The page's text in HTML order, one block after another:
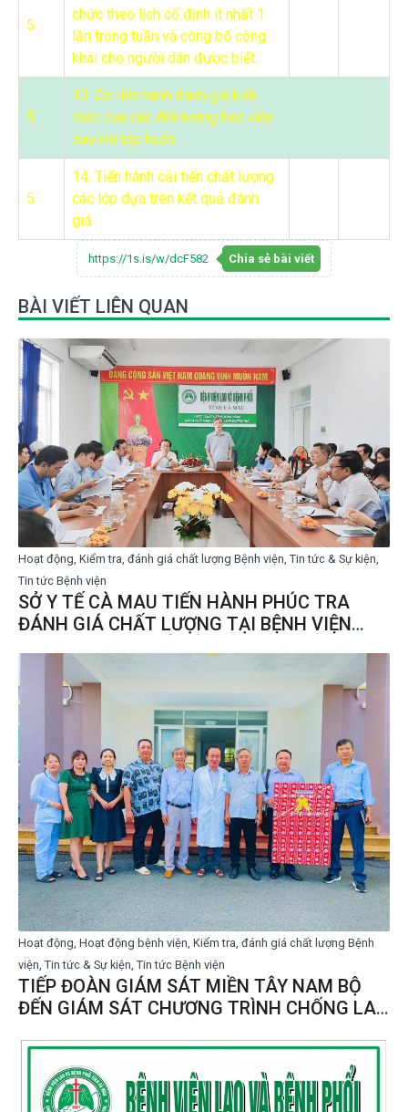
5
chức theo lịch cố định ít nhất 1
lần trong tuần và công bố công
khai cho người dân được biết.
5
13. Có tiến hành đánh giá kiến
thức của các đối tượng học viên
sau khi tập huấn.
5
14. Tiến hành cải tiến chất lượng
các lớp dựa trên kết quả đánh
giá.
https://1s.is/w/dcF582 Chia sẻ bài viết
BÀI VIẾT LIÊN QUAN
Hoạt động, Kiểm tra, đánh giá chất lượng Bệnh viện, Tin tức & Sự kiện,
Tin tức Bệnh viện
SỞ Y TẾ CÀ MAU TIẾN HÀNH PHÚC TRA
ĐÁNH GIÁ CHẤT LƯỢNG TẠI BỆNH VIỆN
Hoạt động, Hoạt động bệnh viện, Kiểm tra, đánh giá chất lượng Bệnh
viện, Tin tức & Sự kiện, Tin tức Bệnh viện
TIẾP ĐOÀN GIÁM SÁT MIỀN TÂY NAM BỘ
ĐẾN GIÁM SÁT CHƯƠNG TRÌNH CHỐNG LAO